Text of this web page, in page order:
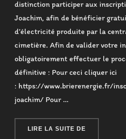
distinction participer aux
Joachim, afin de bénéficier
d’électricité produite par la
cimetière. Afin de valider votre
obligatoirement effectuer le
définitive : Pour ceci cliquer ici
: https://www.brierenergie.fr/
joachim/ Pour …
LIRE LA SUITE DE